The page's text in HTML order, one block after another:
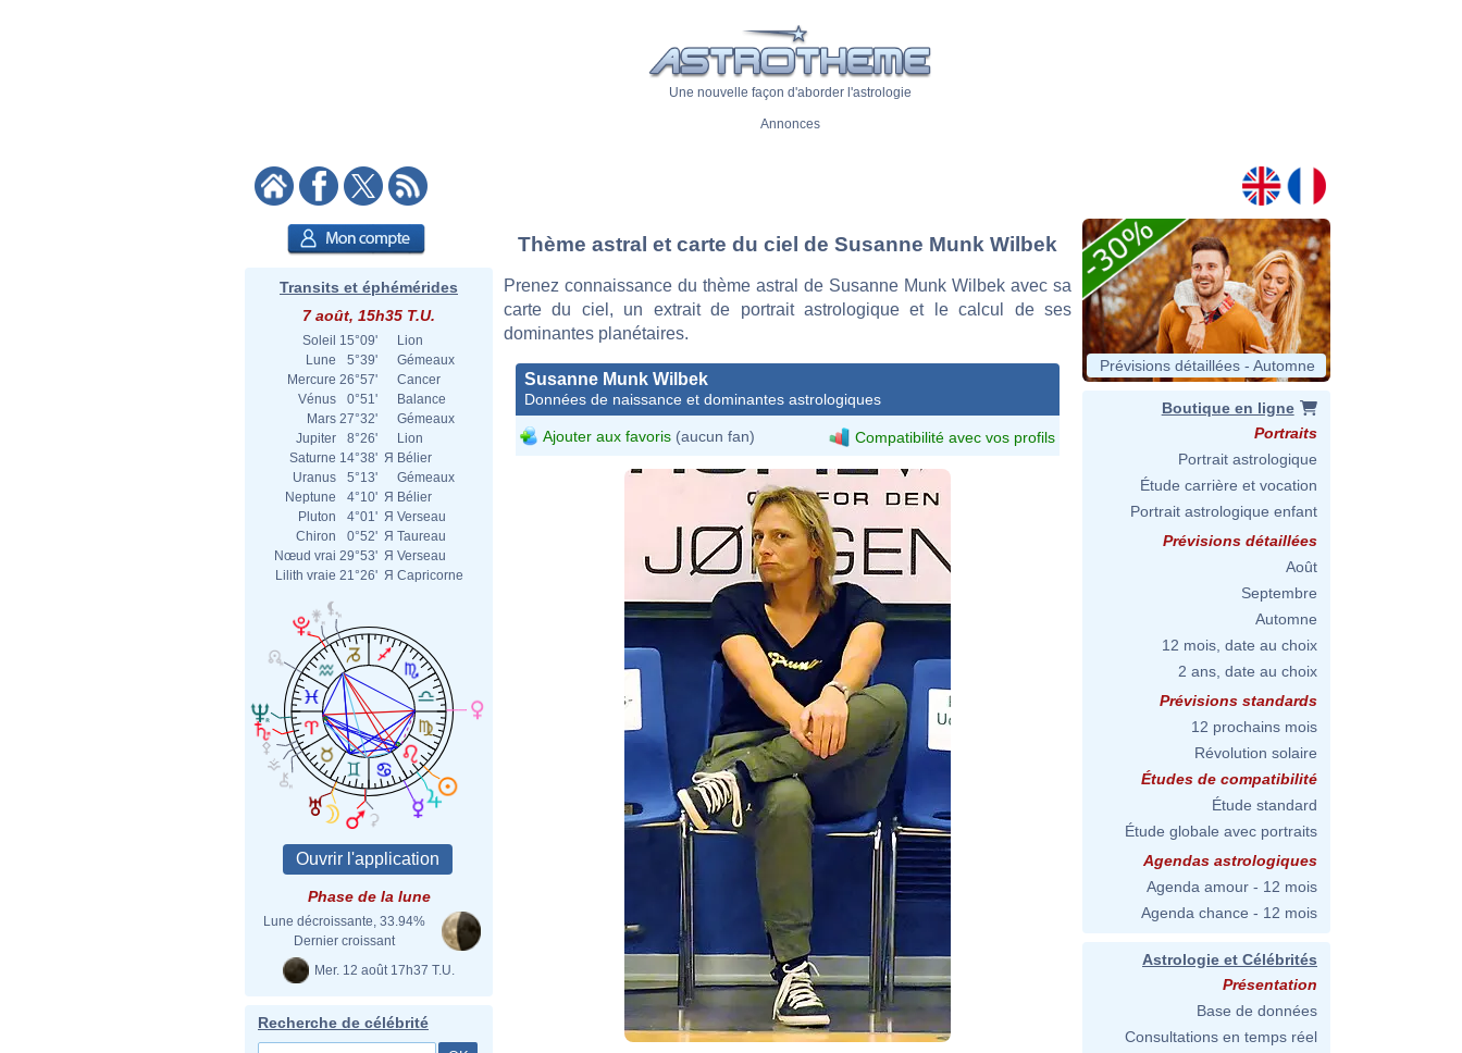
Une nouvelle façon d'aborder l'astrologie
Annonces
Transits et éphémérides
7 août, 15h35 T.U.
Soleil 15°09'
Lion
Lune
5°39'
Gémeaux
Mercure 26°57'
Cancer
Vénus
0°51'
Balance
Mars 27°32'
Gémeaux
Jupiter
8°26'
Lion
Saturne 14°38' Я Bélier
Uranus
5°13'
Gémeaux
Neptune
4°10' Я Bélier
Pluton
4°01' Я Verseau
Chiron
0°52' Я Taureau
Nœud vrai 29°53' Я Verseau
Lilith vraie 21°26' Я Capricorne
Phase de la lune
Lune décroissante, 33.94%
Dernier croissant
Mer. 12 août 17h37 T.U.
Recherche de célébrité
Thème astral et carte du ciel de Susanne Munk Wilbek
Prenez connaissance du thème astral de Susanne Munk Wilbek avec sa
carte du ciel, un extrait de portrait astrologique et le calcul de ses
dominantes planétaires.
Susanne Munk Wilbek
Données de naissance et dominantes astrologiques
Ajouter aux favoris (aucun fan) Compatibilité avec vos profils
Prévisions détaillées - Automne
Boutique en ligne
Portraits
Portrait astrologique
Étude carrière et vocation
Portrait astrologique enfant
Prévisions détaillées
Août
Septembre
Automne
12 mois, date au choix
2 ans, date au choix
Prévisions standards
12 prochains mois
Révolution solaire
Études de compatibilité
Étude standard
Étude globale avec portraits
Agendas astrologiques
Agenda amour - 12 mois
Agenda chance - 12 mois
Astrologie et Célébrités
Présentation
Base de données
Consultations en temps réel